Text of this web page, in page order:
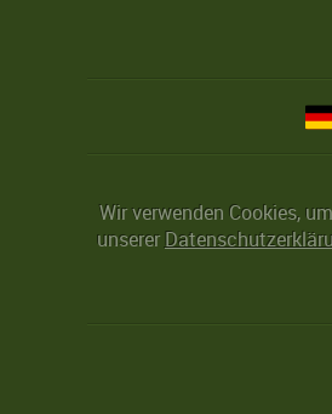
Wir verwenden Cookies,
unserer